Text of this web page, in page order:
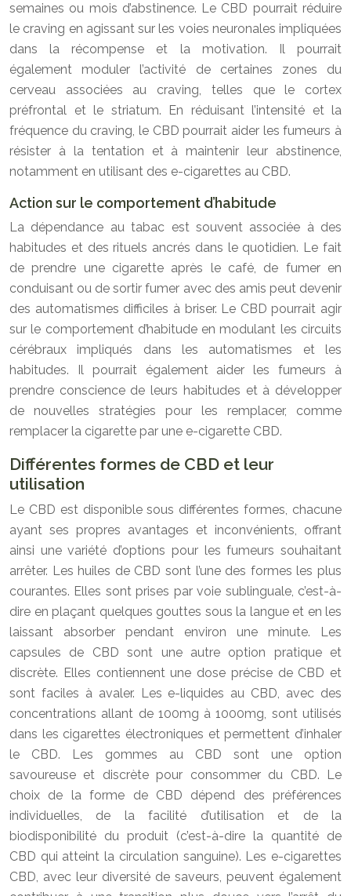
semaines ou mois d’abstinence. Le CBD pourrait réduire
le craving en agissant sur les voies neuronales impliquées
dans la récompense et la motivation. Il pourrait
également moduler l’activité de certaines zones du
cerveau associées au craving, telles que le cortex
préfrontal et le striatum. En réduisant l’intensité et la
fréquence du craving, le CBD pourrait aider les fumeurs à
résister à la tentation et à maintenir leur abstinence,
notamment en utilisant des e-cigarettes au CBD.
Action sur le comportement d’habitude
La dépendance au tabac est souvent associée à des
habitudes et des rituels ancrés dans le quotidien. Le fait
de prendre une cigarette après le café, de fumer en
conduisant ou de sortir fumer avec des amis peut devenir
des automatismes difficiles à briser. Le CBD pourrait agir
sur le comportement d’habitude en modulant les circuits
cérébraux impliqués dans les automatismes et les
habitudes. Il pourrait également aider les fumeurs à
prendre conscience de leurs habitudes et à développer
de nouvelles stratégies pour les remplacer, comme
remplacer la cigarette par une e-cigarette CBD.
Différentes formes de CBD et leur
utilisation
Le CBD est disponible sous différentes formes, chacune
ayant ses propres avantages et inconvénients, offrant
ainsi une variété d’options pour les fumeurs souhaitant
arrêter. Les huiles de CBD sont l’une des formes les plus
courantes. Elles sont prises par voie sublinguale, c’est-à-
dire en plaçant quelques gouttes sous la langue et en les
laissant absorber pendant environ une minute. Les
capsules de CBD sont une autre option pratique et
discrète. Elles contiennent une dose précise de CBD et
sont faciles à avaler. Les e-liquides au CBD, avec des
concentrations allant de 100mg à 1000mg, sont utilisés
dans les cigarettes électroniques et permettent d’inhaler
le CBD. Les gommes au CBD sont une option
savoureuse et discrète pour consommer du CBD. Le
choix de la forme de CBD dépend des préférences
individuelles, de la facilité d’utilisation et de la
biodisponibilité du produit (c’est-à-dire la quantité de
CBD qui atteint la circulation sanguine). Les e-cigarettes
CBD, avec leur diversité de saveurs, peuvent également